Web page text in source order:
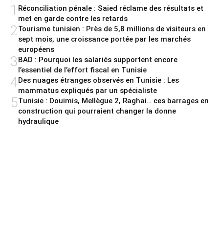
1 Réconciliation pénale : Saied réclame des résultats et
met en garde contre les retards
2 Tourisme tunisien : Près de 5,8 millions de visiteurs en
sept mois, une croissance portée par les marchés
européens
3BAD : Pourquoi les salariés supportent encore
l’essentiel de l’effort fiscal en Tunisie
4Des nuages étranges observés en Tunisie : Les
mammatus expliqués par un spécialiste
5Tunisie : Douimis, Mellègue 2, Raghai… ces barrages en
construction qui pourraient changer la donne
hydraulique